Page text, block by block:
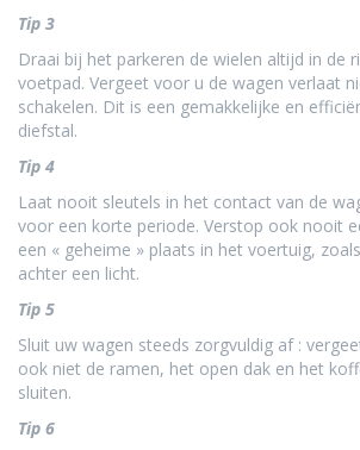
Tip 3
Draai bij het parkeren de wielen altijd in de
voetpad. Vergeet voor u de wagen verlaat
schakelen. Dit is een gemakkelijke en
diefstal.
Tip 4
Laat nooit sleutels in het contact van de
voor een korte periode. Verstop ook nooit
een « geheime » plaats in het voertuig,
achter een licht.
Tip 5
Sluit uw wagen steeds zorgvuldig af :
ook niet de ramen, het open dak en het
sluiten.
Tip 6